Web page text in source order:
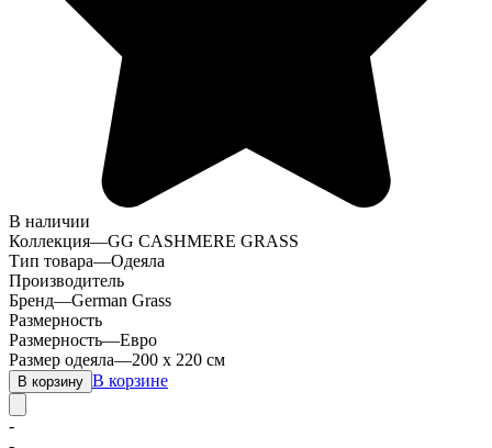
В наличии
Коллекция—GG CASHMERE GRASS
Тип товара—Одеяла
Производитель
Бренд—German Grass
Размерность
Размерность—Евро
Размер одеяла—200 х 220 см
В корзину В корзине
-